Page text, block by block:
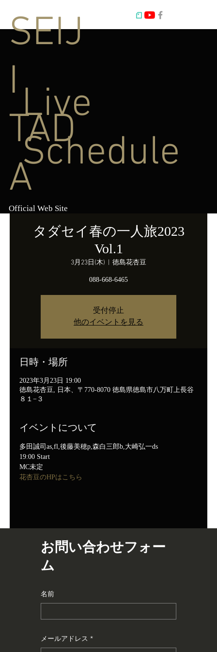
タダセイ春の一人旅2023
Vol.1
3月23日(木) 徳島花杏豆
088-668-6465
受付停止
他のイベントを見る
日時・場所
2023年3月23日 19:00
徳島花杏豆, 日本、〒770-8070 徳島県徳島市八万町上長谷
８１−３
イベントについて
多田誠司as,fl,後藤美穂p,森白三郎b,大崎弘一ds
19:00 Start
MC未定
花杏豆のHPはこちら
Live
Schedule
SEIJ
I
TAD
A
Official Web Site
お問い合わせフォー
ム
名前
メールアドレス